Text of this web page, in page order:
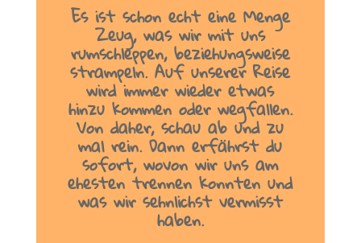
Es ist schon echt eine Menge
Zeug, was wir mit uns
rumschleppen, beziehungsweise
strampeln. Auf unserer Reise
wird immer wieder etwas
hinzu kommen oder wegfallen.
Von daher, schau ab und zu
mal rein. Dann erfährst du
sofort, wovon wir uns am
ehesten trennen konnten und
was wir sehnlichst vermisst
haben.